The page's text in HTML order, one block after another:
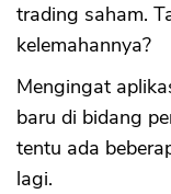
trading saham.
kelemahannya?
Mengingat
baru di bidang
tentu ada
lagi.